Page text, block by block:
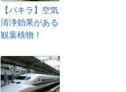
【パキラ】空気
清浄効果がある
観葉植物！